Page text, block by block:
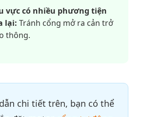
vực có nhiều phương tiện
lại: Tránh cổng mở ra cản trở
thông.
chi tiết trên, bạn có thể